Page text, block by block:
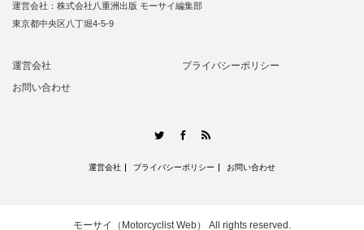
運営会社：株式会社八重洲出版 モーサイ編集部
東京都中央区八丁堀4-5-9
運営会社
プライバシーポリシー
お問い合わせ
TwitterFacebook
運営会社 プライバシーポリシー お問い合わせ
モーサイ（Motorcyclist Web） All rights reserved.